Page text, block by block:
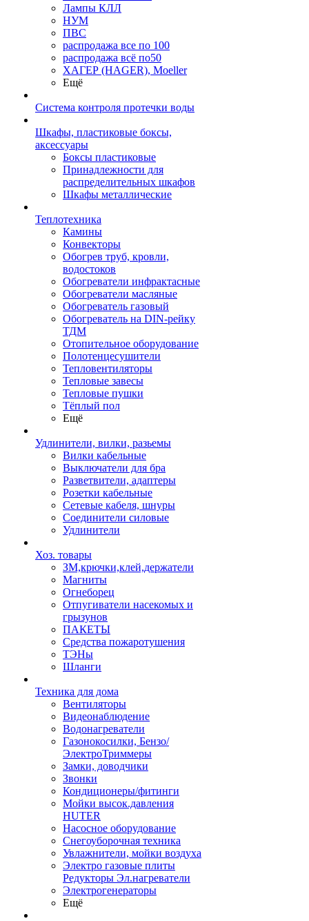
Лампы КЛЛ
НУМ
ПВС
распродажа все по 100
распродажа всё по50
ХАГЕР (HAGER), Moeller
Ещё
Система контроля протечки воды
Шкафы, пластиковые боксы,
аксессуары
Боксы пластиковые
Принадлежности для
распределительных шкафов
Шкафы металлические
Теплотехника
Камины
Конвекторы
Обогрев труб, кровли,
водостоков
Обогреватели инфрактасные
Обогреватели масляные
Обогреватель газовый
Обогреватель на DIN-рейку
ТДМ
Отопительное оборудование
Полотенцесушители
Тепловентиляторы
Тепловые завесы
Тепловые пушки
Тёплый пол
Ещё
Удлинители, вилки, разьемы
Вилки кабельные
Выключатели для бра
Разветвители, адаптеры
Розетки кабельные
Сетевые кабеля, шнуры
Соединители силовые
Удлинители
Хоз. товары
ЗМ,крючки,клей,держатели
Магниты
Огнеборец
Отпугиватели насекомых и
грызунов
ПАКЕТЫ
Средства пожаротушения
ТЭНы
Шланги
Техника для дома
Вентиляторы
Видеонаблюдение
Водонагреватели
Газонокосилки, Бензо/
ЭлектроТриммеры
Замки, доводчики
Звонки
Кондиционеры/фитинги
Мойки высок.давления
HUTER
Насосное оборудование
Снегоуборочная техника
Увлажнители, мойки воздуха
Электро газовые плиты
Редукторы Эл.нагреватели
Электрогенераторы
Ещё